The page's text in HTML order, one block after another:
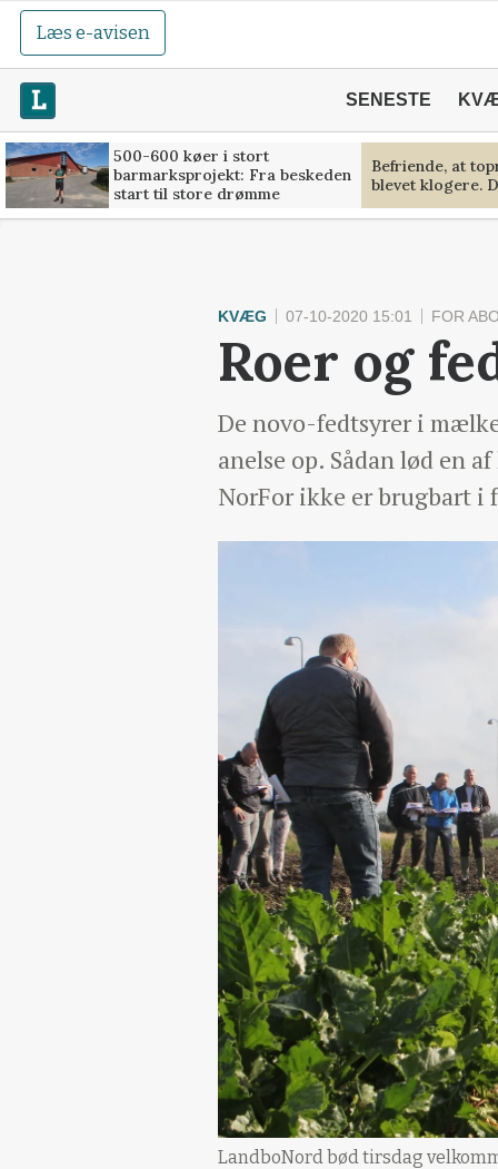
Læs e-avisen
SENESTE
500-600 køer i stort
barmarksprojekt: Fra beskeden
start til store drømme
Befriende, at
blevet klogere.
KVÆG 07-10-2020 15:01 FOR
Roer og
De novo-fedtsyrer i
anelse op. Sådan lød en
NorFor ikke er brugbart
LandboNord bød tirsdag